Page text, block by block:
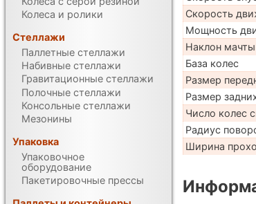
Скорость
Мощность
Наклон
База колес
Размер
Размер
Число колес
Радиус
Ширина
Колеса и ролики
Стеллажи
Паллетные стеллажи
Набивные стеллажи
Гравитационные стеллажи
Полочные стеллажи
Консольные стеллажи
Мезонины
Упаковка
Упаковочное
оборудование
Пакетировочные прессы